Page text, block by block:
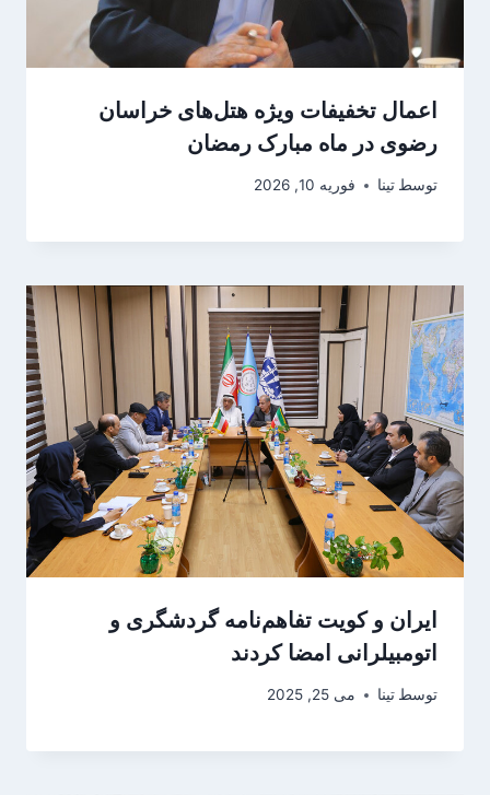
اعمال تخفیفات ویژه هتل‌های خراسان
رضوی در ماه مبارک رمضان
توسط تینا فوریه 10, 2026
ایران و کویت تفاهم‌نامه گردشگری و
اتومبیلرانی امضا کردند
توسط تینا می 25, 2025